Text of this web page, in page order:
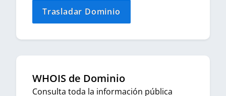
Trasladar Dominio
WHOIS de Dominio
Consulta toda la información pública